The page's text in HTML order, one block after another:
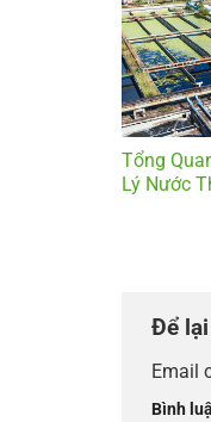
Tổng
Lý Nước
Để
Email
Bình